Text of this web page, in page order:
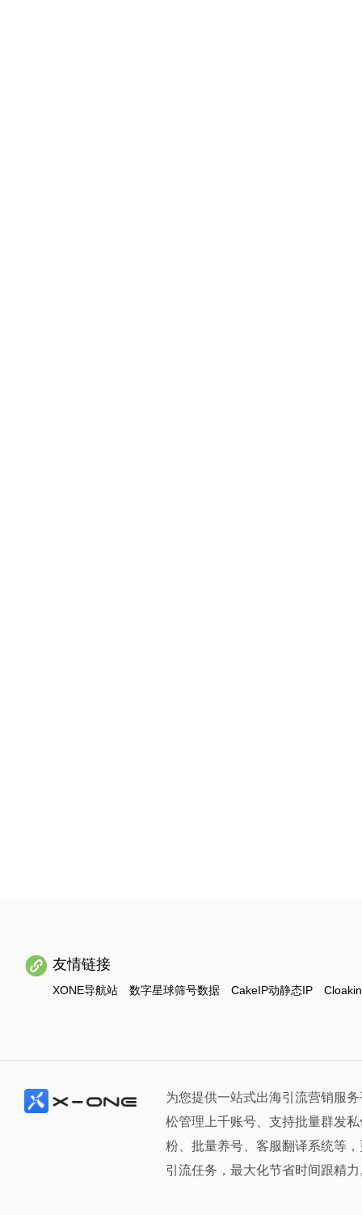
友情链接
XONE导航站 数字星球筛号数据 CakeIP动静态IP
为您提供一站式出海引流营销服
松管理上千账号、支持批量群发
粉、批量养号、客服翻译系统等
引流任务，最大化节省时间跟精力